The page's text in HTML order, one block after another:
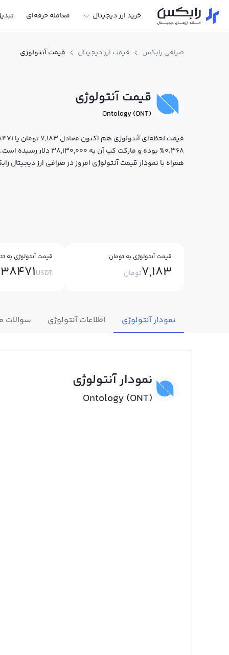
خرید ارز دیجیتال معامله حرفه‌ای
صرافی رابکس قیمت ارز دیجیتال قیمت آنتولوژی
قیمت آنتولوژی
Ontology (ONT)
0.368% بوده و مارکت کپ
همراه با نمودار قیمت آنتولوژی امروز در صرافی ارز دیجیتال
قیمت آنتولوژی به تومان
7,183تومان
قیمت آنتولوژی به
USDT
نمودار آنتولوژی اطلاعات آنتولوژی سوالات
نمودار آنتولوژی
Ontology (ONT)